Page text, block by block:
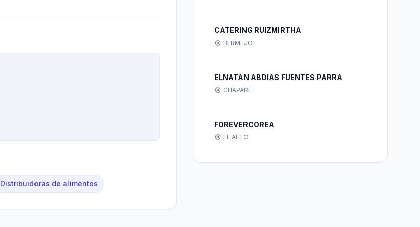
Distribuidoras de alimentos
CATERING RUIZMIRTHA
BERMEJO
ELNATAN ABDIAS FUENTES PARRA
CHAPARE
FOREVERCOREA
EL ALTO